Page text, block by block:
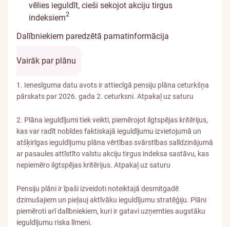
vēlies ieguldīt, cieši sekojot akciju tirgus
indeksiem2
Informācija par atrunu
Dalībniekiem paredzētā pamatinformācija
Vairāk par plānu
1. Ienesīguma datu avots ir attiecīgā pensiju plāna ceturkšņa
pārskats par 2026. gada 2. ceturksni. Atpakaļ uz saturu
2. Plāna ieguldījumi tiek veikti, piemērojot ilgtspējas kritērijus,
kas var radīt nobīdes faktiskajā ieguldījumu izvietojumā un
atšķirīgas ieguldījumu plāna vērtības svārstības salīdzinājumā
ar pasaules attīstīto valstu akciju tirgus indeksa sastāvu, kas
nepiemēro ilgtspējas kritērijus. Atpakaļ uz saturu
Pensiju plāni ir īpaši izveidoti noteiktajā desmitgadē
dzimušajiem un pieļauj aktīvāku ieguldījumu stratēģiju. Plāni
piemēroti arī dalībniekiem, kuri ir gatavi uzņemties augstāku
ieguldījumu riska līmeni.